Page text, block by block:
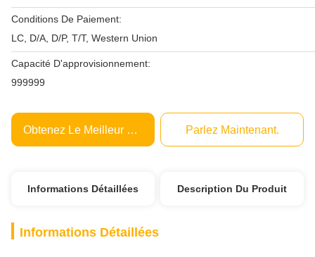
Conditions De Paiement:
LC, D/A, D/P, T/T, Western Union
Capacité D'approvisionnement:
999999
Obtenez Le Meilleur Prix Parlez Maintenant.
Informations Détaillées Description Du Produit
Informations Détaillées